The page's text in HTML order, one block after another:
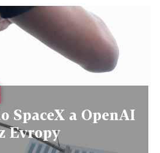
SpaceX a OpenAI
Evropy